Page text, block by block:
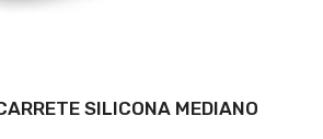
SILICONA MEDIANO